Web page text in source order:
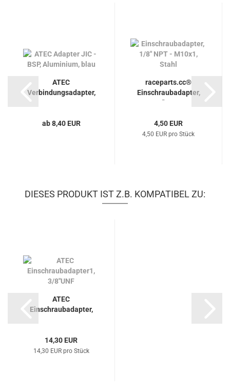
ATEC
Verbindungsadapter,
ab 8,40 EUR
raceparts.cc®
Einschraubadapter,
1/8" NPT...
4,50 EUR
4,50 EUR pro Stück
DIESES PRODUKT IST Z.B. KOMPATIBEL ZU:
ATEC
Einschraubadapter,
14,30 EUR
14,30 EUR pro Stück